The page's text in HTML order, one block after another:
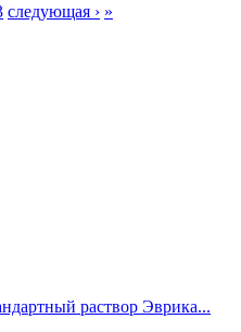
следующая › »
раствор Эврика...